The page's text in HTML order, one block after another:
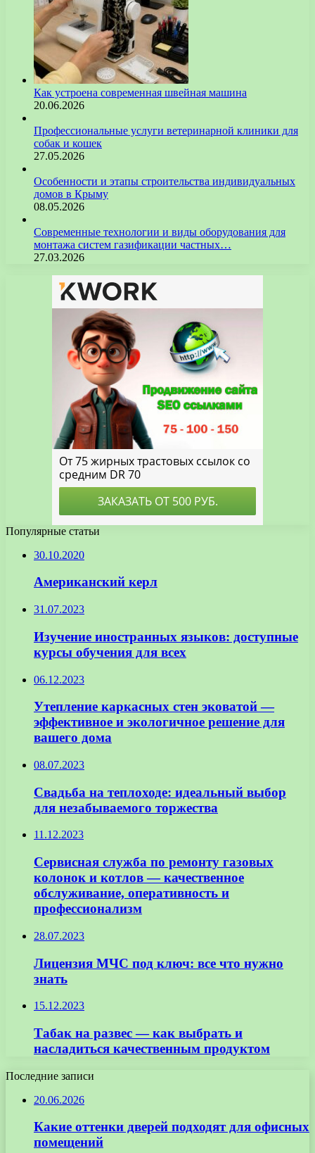
Как устроена современная швейная машина
20.06.2026
Профессиональные услуги ветеринарной клиники для
собак и кошек
27.05.2026
Особенности и этапы строительства индивидуальных
домов в Крыму
08.05.2026
Современные технологии и виды оборудования для
монтажа систем газификации частных…
27.03.2026
Популярные статьи
30.10.2020
Американский керл
31.07.2023
Изучение иностранных языков: доступные
курсы обучения для всех
06.12.2023
Утепление каркасных стен эковатой —
эффективное и экологичное решение для
вашего дома
08.07.2023
Свадьба на теплоходе: идеальный выбор
для незабываемого торжества
11.12.2023
Сервисная служба по ремонту газовых
колонок и котлов — качественное
обслуживание, оперативность и
профессионализм
28.07.2023
Лицензия МЧС под ключ: все что нужно
знать
15.12.2023
Табак на развес — как выбрать и
насладиться качественным продуктом
Последние записи
20.06.2026
Какие оттенки дверей подходят для офисных
помещений